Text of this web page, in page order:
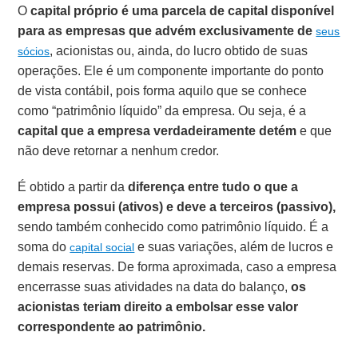
Ocapital próprio é uma parcela de capital disponível
para as empresasque advém exclusivamente deseus
sócios, acionistas ou, ainda, do lucro obtido de suas
operações. Ele é um componente importante do ponto
de vista contábil, pois forma aquilo que se conhece
como “patrimônio líquido” da empresa. Ou seja, é a
capital que a empresa verdadeiramente detéme que
não deve retornar a nenhum credor.
É obtido a partir dadiferença entre tudo o que a
empresa possui (ativos) e deve a terceiros (passivo),
sendo também conhecido como patrimônio líquido. É a
soma docapital social e suas variações, além de lucros e
demais reservas. De forma aproximada, caso a empresa
encerrasse suas atividades na data do balanço,os
acionistas teriam direito a embolsar esse valor
correspondente ao patrimônio.